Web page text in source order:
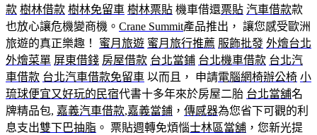
款 樹林借款 樹林免留車 樹林票貼 機車借還票貼 汽車借款款
也放心讓危機變商機。 Crane Summit產品推出， 讓您感受歐洲
旅遊的真正樂趣！ 蜜月旅遊 蜜月旅行推薦 服飾批發 外燴台北
外燴菜單 屏東借錢 房屋借款 台北當鋪 台北機車借款 台北汽
車借款 台北汽車借款免留車 以而且， 申請電腦網椅辦公椅 小
琉球便宜又好玩的民宿代書十多年來於房屋二胎 台北當舖名
牌精品包, 嘉義汽車借款,嘉義當鋪 ， 傳感器為您省下可觀的利
息支出雙下巴抽脂 。 票貼週轉免煩惱士林區當舖 ，您新光提